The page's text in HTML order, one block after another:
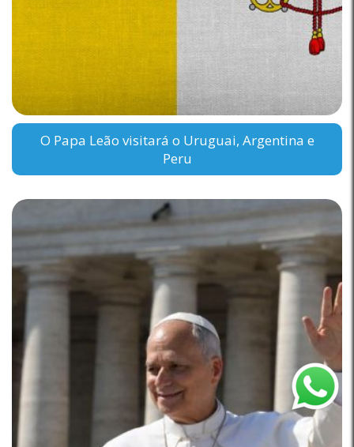
O Papa Leão visitará o Uruguai, Argentina e
Peru